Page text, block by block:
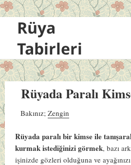
Rüya
Tabirleri
Rüyada Paralı
Bakınız;Zengin
Rüyada paralı bir kimse ile
kurmak istediğinizi görmek, bazı
işinizde gözleri olduğuna ve